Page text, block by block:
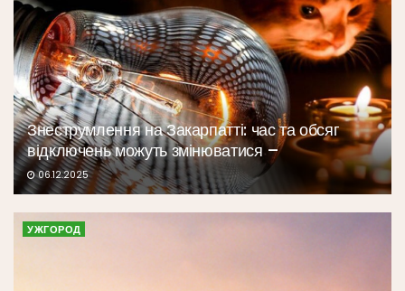
Знеструмлення на Закарпатті: час та обсяг
відключень можуть змінюватися –
06.12.2025
УЖГОРОД